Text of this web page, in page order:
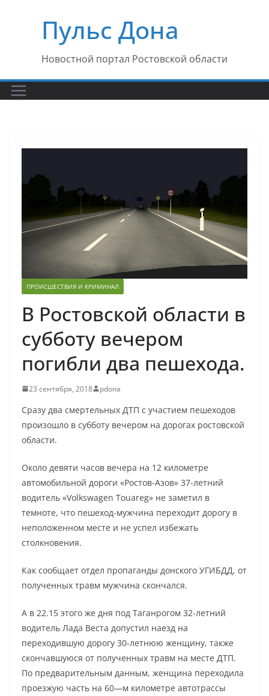
содержимомуПульс Дона
Новостной портал Ростовской области
ПРОИСШЕСТВИЯ И КРИМИНАЛ
В Ростовской области в
субботу вечером
погибли два пешехода.
23 сентября, 2018 pdona
Сразу два смертельных ДТП с участием пешеходов
произошло в субботу вечером на дорогах ростовской
области.
Около девяти часов вечера на 12 километре
автомобильной дороги «Ростов-Азов» 37-летний
водитель «Volkswagen Touareg» не заметил в
темноте, что пешеход-мужчина переходит дорогу в
неположенном месте и не успел избежать
столкновения.
Как сообщает отдел пропаганды донского УГИБДД, от
полученных травм мужчина скончался.
А в 22.15 этого же дня под Таганрогом 32-летний
водитель Лада Веста допустил наезд на
переходившую дорогу 30-летнюю женщину, также
скончавшуюся от полученных травм на месте ДТП.
По предварительным данным, женщина переходила
проезжую часть на 60—м километре автотрассы